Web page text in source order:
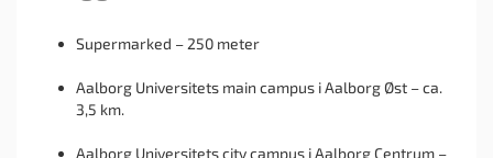
Supermarked – 250 meter
Aalborg Universitets main campus i Aalborg Øst – ca.
3,5 km.
Aalborg Universitets city campus i Aalborg Centrum –